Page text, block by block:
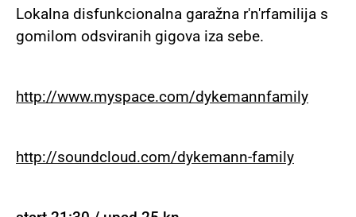
Lokalna disfunkcionalna garažna r'n'rfamilija s
gomilom odsviranih gigova iza sebe.
http://www.myspace.com/dykemannfamily
http://soundcloud.com/dykemann-family